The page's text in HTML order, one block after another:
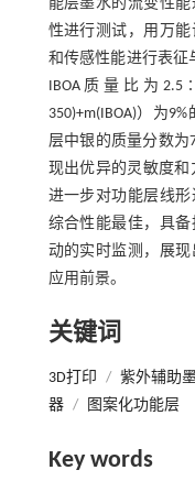
能层墨水的流变性
性进行测试，用万
和传感性能进行表征
IBOA质量比为
350)+m(IBOA)）为
层中银的质量分数为
现出优异的灵敏度和
进一步对功能层线
综合性能最佳，具
动的实时监测，展
应用前景。
关键词
3D打印 / 紫外辅助
器 / 图案化功能层
Key words